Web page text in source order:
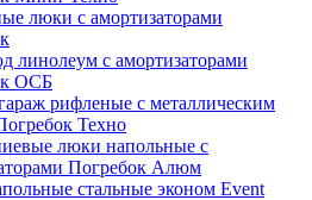
люки с амортизаторами
линолеум с амортизаторами
ОСБ
рифленые с металлическим
Техно
люки напольные с
Погребок Алюм
стальные эконом Event